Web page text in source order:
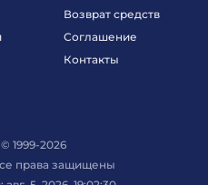
Возврат средств
Соглашение
Контакты
1999-2026
права защищены